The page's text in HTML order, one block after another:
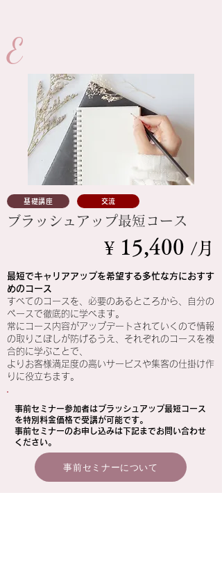
​E
基礎講座 交流
ブラッシュアップ最短コース
¥15,400 /月
最短でキャリアアップを希望する多忙な方におすす
めのコース
すべてのコースを、必要のあるところから、自分の
ペースで徹底的に学べます。
常にコース内容がアップデートされていくので情報
の取りこぼしが防げるうえ、それぞれのコースを複
合的に学ぶことで、
よりお客様満足度の高いサービスや集客の仕掛け作
りに役立ちます。
事前セミナー参加者はブラッシュアップ最短コース
を特別料金価格で受講が可能です。​
​事前セミナーのお申し込みは下記までお問い合わせ
ください。
事前セミナーについて